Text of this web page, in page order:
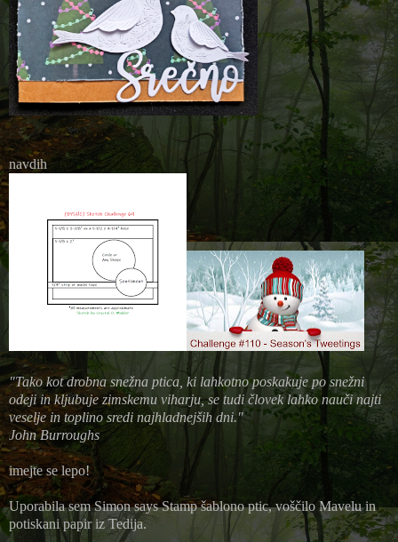
navdih
"Tako kot drobna snežna ptica, ki lahkotno poskakuje po snežni
odeji in kljubuje zimskemu viharju, se tudi človek lahko nauči najti
veselje in toplino sredi najhladnejših dni."
John Burroughs
imejte se lepo!
Uporabila sem Simon says Stamp šablono ptic, voščilo Mavelu in
potiskani papir iz Tedija.